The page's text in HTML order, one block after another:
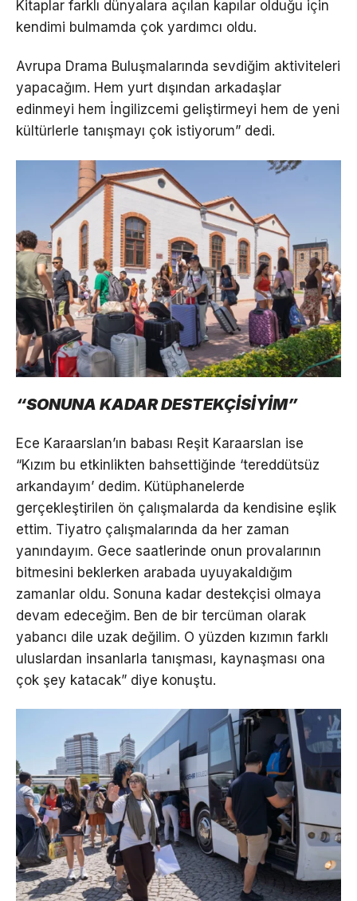
Kitaplar farklı dünyalara açılan kapılar olduğu için
kendimi bulmamda çok yardımcı oldu.
Avrupa Drama Buluşmalarında sevdiğim aktiviteleri
yapacağım. Hem yurt dışından arkadaşlar
edinmeyi hem İngilizcemi geliştirmeyi hem de yeni
kültürlerle tanışmayı çok istiyorum” dedi.
“SONUNA KADAR DESTEKÇİSİYİM”
Ece Karaarslan’ın babası Reşit Karaarslan ise
“Kızım bu etkinlikten bahsettiğinde ‘tereddütsüz
arkandayım’ dedim. Kütüphanelerde
gerçekleştirilen ön çalışmalarda da kendisine eşlik
ettim. Tiyatro çalışmalarında da her zaman
yanındayım. Gece saatlerinde onun provalarının
bitmesini beklerken arabada uyuyakaldığım
zamanlar oldu. Sonuna kadar destekçisi olmaya
devam edeceğim. Ben de bir tercüman olarak
yabancı dile uzak değilim. O yüzden kızımın farklı
uluslardan insanlarla tanışması, kaynaşması ona
çok şey katacak” diye konuştu.